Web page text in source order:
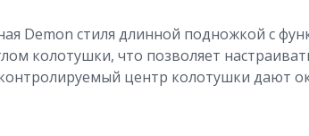
Demon стиля длинной подножкой с
колотушки, что позволяет
центр колотушки дают